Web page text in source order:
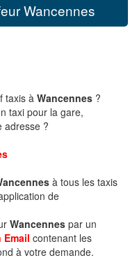
Wancennes
taxis à Wancennes ?
taxi pour la gare,
adresse ?
à tous les taxis
de
Wancennes par un
Email contenant les
à votre demande.